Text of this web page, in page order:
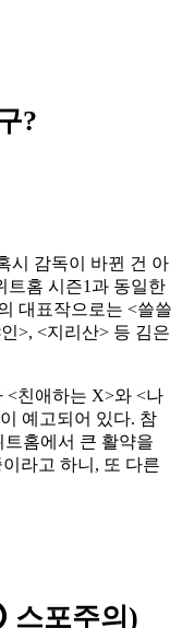
?
시 감독이 바뀐 건 아
트홈 시즌1과 동일한
대표작으로는 <쓸쓸
>, <지리산> 등 김은
<친애하는 X>와 <나
예고되어 있다. 참
홈에서 큰 활약을
라고 하니, 또 다른
스포주의)